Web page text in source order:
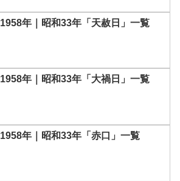
1958年｜昭和33年「天赦日」一覧
1958年｜昭和33年「大禍日」一覧
1958年｜昭和33年「赤口」一覧